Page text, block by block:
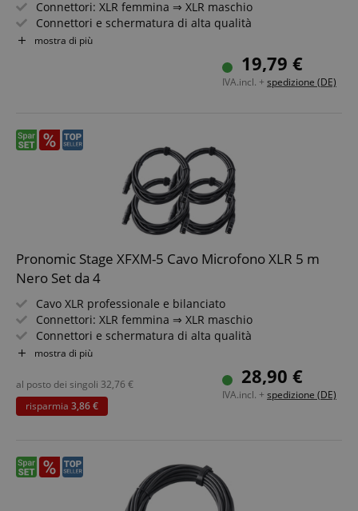
Connettori: XLR femmina ⇒ XLR maschio
Connettori e schermatura di alta qualità
Lunghezza: 20m
mostra di più
19,79 €
IVA.incl. + spedizione (DE)
Pronomic Stage XFXM-5 Cavo Microfono XLR 5 m
Nero Set da 4
Cavo XLR professionale e bilanciato
Connettori: XLR femmina ⇒ XLR maschio
Connettori e schermatura di alta qualità
Lunghezza: 5m
Inclusa fascetta per cavo
4 pezzi nel set
mostra di più
28,90 €
IVA.incl. + spedizione (DE)
al posto dei singoli 32,76 €
risparmia 3,86 €